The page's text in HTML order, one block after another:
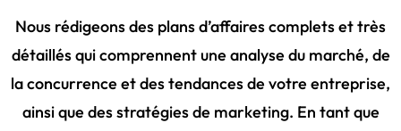
Nous rédigeons des plans d’affaires complets et très
détaillés qui comprennent une analyse du marché, de
la concurrence et des tendances de votre entreprise,
ainsi que des stratégies de marketing. En tant que